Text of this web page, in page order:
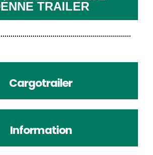
TRAILER
Cargotrailer
Information